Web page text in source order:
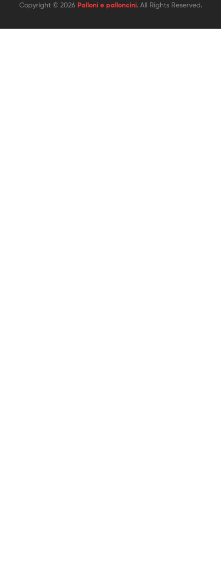
Copyright © 2026 Palloni e palloncini. All Rights Reserved.